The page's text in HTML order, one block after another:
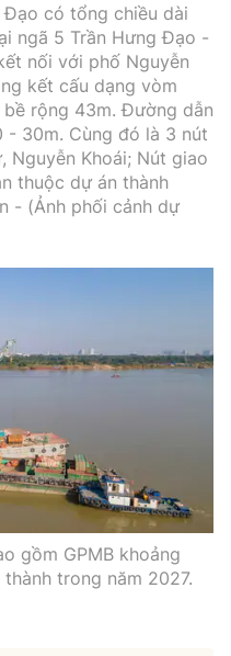
Đạo có tổng chiều dài
ngã 5 Trần Hưng Đạo -
nối với phố Nguyễn
kết cấu dạng vòm
rộng 43m. Đường dẫn
- 30m. Cùng đó là 3 nút
Nguyễn Khoái; Nút giao
thuộc dự án thành
- (Ảnh phối cảnh dự
gồm GPMB khoảng
trong năm 2027.